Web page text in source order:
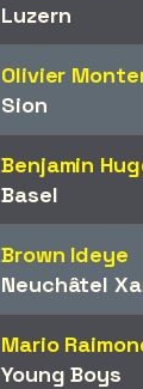
Luzern
Olivier
Sion
Benjamin
Basel
Brown Ideye
Neuchâtel
Mario
Young Boys